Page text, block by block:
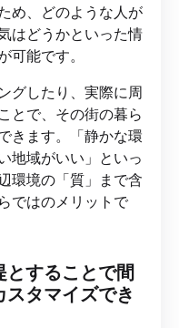
め、どのような人が
はどうかといった情
可能です。
グしたり、実際に周
とで、その街の暮ら
きます。「静かな環
地域がいい」といっ
環境の「質」まで含
ではのメリットで
とすることで間
タマイズでき